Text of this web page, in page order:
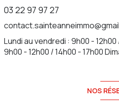
03 22 97 97 27
Lundi au vendredi : 9h00 - 12h00
9h00 - 12h00 / 14h00 - 17h00
NOS